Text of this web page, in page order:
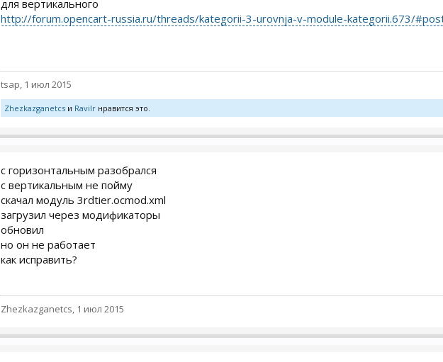
для вертикального
http://forum.opencart-russia.ru/threads/kategorii-3-urovnja-v-module-kategorii.673/
tsap, 1 июл 2015
Zhezkazganetcs и Ravilr нравится это.
с горизонтальным разобрался
с вертикальным не пойму
скачал модуль 3rdtier.ocmod.xml
загрузил через модификаторы
обновил
но он не работает
как исправить?
Zhezkazganetcs, 1 июл 2015